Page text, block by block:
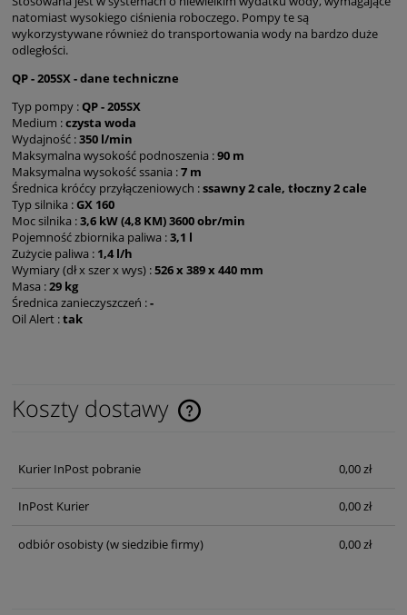
natomiast wysokiego ciśnienia roboczego. Pompy te są
wykorzystywane również do transportowania wody na bardzo duże
odległości.
QP - 205SX - dane techniczne
Typ pompy :QP - 205SX
Medium :czysta woda
Wydajność :350 l/min
Maksymalna wysokość podnoszenia :90 m
Maksymalna wysokość ssania :7 m
Średnica króćcy przyłączeniowych :ssawny 2 cale, tłoczny 2 cale
Typ silnika :GX 160
Moc silnika :3,6 kW (4,8 KM) 3600 obr/min
Pojemność zbiornika paliwa :3,1 l
Zużycie paliwa : 1,4 l/h
Wymiary (dł x szer x wys) :526 x 389 x 440 mm
Masa :29 kg
Średnica zanieczyszczeń :-
Oil Alert :tak
Koszty dostawy
Cena nie zawiera ewentualnych kosztów płatności
Kurier InPost pobranie 0,00 zł
InPost Kurier 0,00 zł
odbiór osobisty(w siedzibie firmy) 0,00 zł